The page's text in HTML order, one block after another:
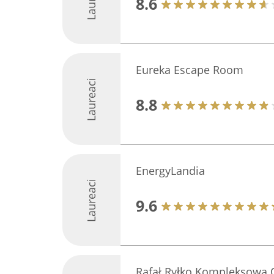
Laureaci
Eureka Escape Room
8.8
Laureaci
EnergyLandia
9.6